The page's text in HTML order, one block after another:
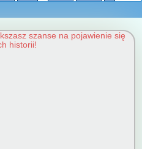
szanse na pojawienie się
historii!